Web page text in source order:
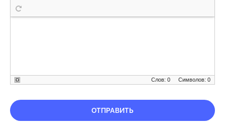
Символов: 0
Слов: 0
ОТПРАВИТЬ